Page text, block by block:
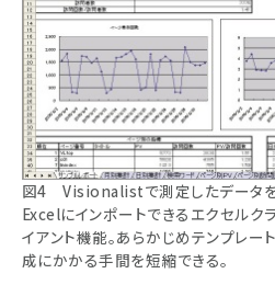
図4 Visionalistで測定したデータ
Excelにインポートできるエクセルクラ
イアント機能。あらかじめテンプレー
成にかかる手間を短縮できる。